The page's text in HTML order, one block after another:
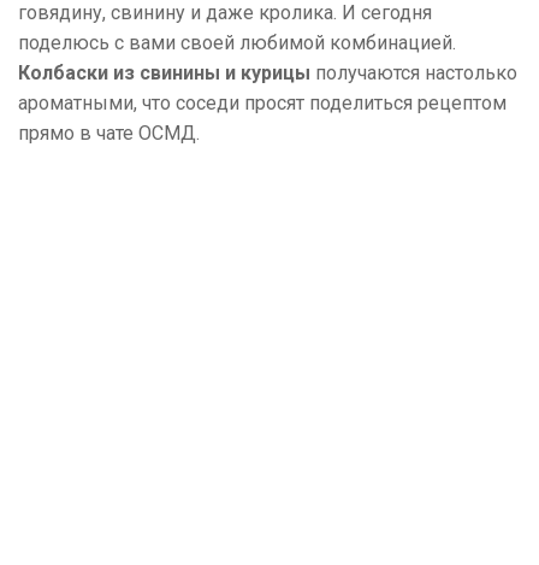
говядину, свинину и даже кролика. И сегодня
поделюсь с вами своей любимой комбинацией.
Колбаски из свинины и курицы получаются настолько
ароматными, что соседи просят поделиться рецептом
прямо в чате ОСМД.